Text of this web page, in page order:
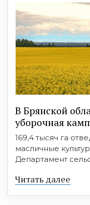
В Брянской
уборочная
169,4 тысяч га
масличные
Департамент
Читать далее